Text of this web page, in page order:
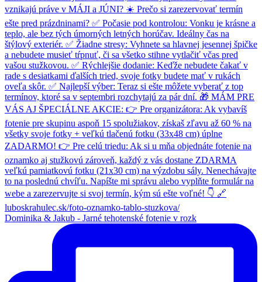
Dominika & Jakub - Jarné tehotenské fotenie v rozk